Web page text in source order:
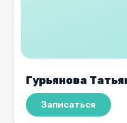
Гурьянова
Записаться